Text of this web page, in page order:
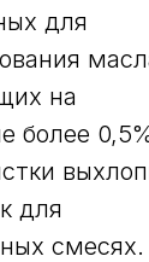
для
на
более
для
смесях.